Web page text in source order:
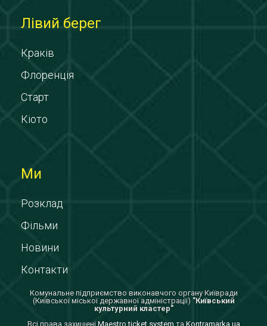
Лівий берег
Краків
Флоренція
Старт
Кіото
Ми
Розклад
Фільми
Новини
Контакти
Комунальне підприємство виконавчого органу Київради
(Київської міської державної адміністрації) "Київський
культурний кластер"
Всi права захищенi Maestro ticket system та Kontramarka.ua